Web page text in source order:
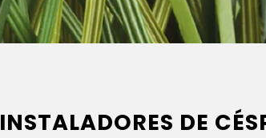
INSTALADORES DE